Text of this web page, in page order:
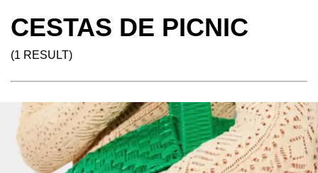
CESTAS DE PICNIC
(1 RESULT)